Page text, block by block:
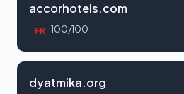
accorhotels.com
FR 100/100
dyatmika.org